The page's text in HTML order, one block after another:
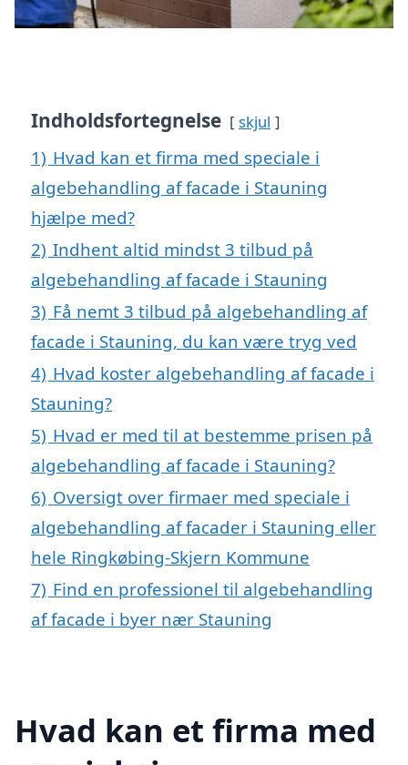
Indholdsfortegnelse skjul
1) Hvad kan et firma med speciale i
algebehandling af facade i Stauning
hjælpe med?
2) Indhent altid mindst 3 tilbud på
algebehandling af facade i Stauning
3) Få nemt 3 tilbud på algebehandling af
facade i Stauning, du kan være tryg ved
4) Hvad koster algebehandling af facade i
Stauning?
5) Hvad er med til at bestemme prisen på
algebehandling af facade i Stauning?
6) Oversigt over firmaer med speciale i
algebehandling af facader i Stauning eller
hele Ringkøbing-Skjern Kommune
7) Find en professionel til algebehandling
af facade i byer nær Stauning
Hvad kan et firma med